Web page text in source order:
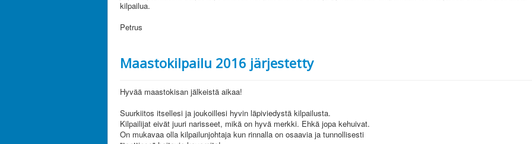
kilpailua.
Petrus
Maastokilpailu 2016 järjestetty
Hyvää maastokisan jälkeistä aikaa!
Suurkiitos itsellesi ja joukoillesi hyvin läpiviedystä kilpailusta.
Kilpailijat eivät juuri narisseet, mikä on hyvä merkki. Ehkä jopa kehuivat.
On mukavaa olla kilpailunjohtaja kun rinnalla on osaavia ja tunnollisesti